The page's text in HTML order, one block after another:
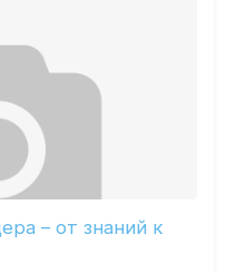
– от знаний к